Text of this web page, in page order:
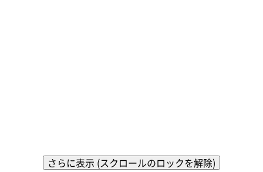
さらに表示 (スクロールのロックを解除)